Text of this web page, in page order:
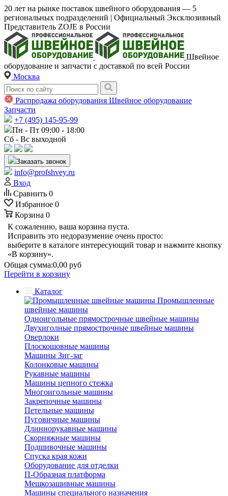
20 лет на рынке поставок швейного оборудования — 5
региональных подразделений | Официальный Эксклюзивный
Представитель ZOJE в России
Швейное
оборудование и запчасти с доставкой по всей России
Москва
Распродажа оборудования Швейное оборудование
Запчасти
+7 (495) 145-95-99
Пн - Пт 09:00 - 18:00
Сб - Вс выходной
Заказать звонок
info@profshvey.ru
Вход
Сравнить 0
Избранное 0
Корзина 0
К сожалению, ваша корзина пуста.
Исправить это недоразумение очень просто:
выберите в каталоге интересующий товар и нажмите кнопку
«В корзину».
Общая сумма:0,00 руб
Перейти в корзину
Каталог
Промышленные
швейные машины
Одноигольные прямострочные швейные машины
Двухиголные прямострочные швейные машины
Оверлоки
Плоскошовные машины
Машины Зиг-заг
Колонковые машины
Рукавные машины
Машины цепного стежка
Многоигольные машины
Закрепочные машины
Петельные машины
Пуговичные машины
Длиннорукавные машины
Скорняжные машины
Подшивочные машины
Спуска края кожи
Оборудование для отделки
П-Образная платформа
Мешкозашивные машины
Машины специального назначения